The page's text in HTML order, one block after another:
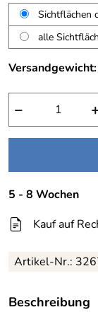
Sichtflächen
alle
Versandgewicht:
−
5 - 8 Wochen
Kauf auf
Artikel-Nr.:
Beschreibung